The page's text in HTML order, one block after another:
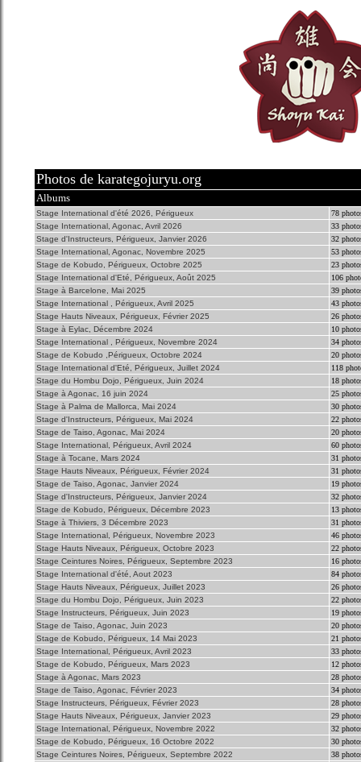
Photos de karategojuryu.org
Albums
Stage International d'été 2026, Périgueux
78
Stage International, Agonac, Avril 2026
33
Stage d'Instructeurs, Périgueux, Janvier 2026
32
Stage International, Agonac, Novembre 2025
53
Stage de Kobudo, Périgueux, Octobre 2025
23
Stage International d'Eté, Périgueux, Août 2025
106
Stage à Barcelone, Mai 2025
39
Stage International , Périgueux, Avril 2025
43
Stage Hauts Niveaux, Périgueux, Février 2025
26
Stage à Eylac, Décembre 2024
10
Stage International , Périgueux, Novembre 2024
34
Stage de Kobudo ,Périgueux, Octobre 2024
20
Stage International d'Eté, Périgueux, Juillet 2024
118
Stage du Hombu Dojo, Périgueux, Juin 2024
18
Stage à Agonac, 16 juin 2024
25
Stage à Palma de Mallorca, Mai 2024
30
Stage d'Instructeurs, Périgueux, Mai 2024
22
Stage de Taiso, Agonac, Mai 2024
20
Stage International, Périgueux, Avril 2024
60
Stage à Tocane, Mars 2024
31
Stage Hauts Niveaux, Périgueux, Février 2024
31
Stage de Taiso, Agonac, Janvier 2024
19
Stage d'Instructeurs, Périgueux, Janvier 2024
32
Stage de Kobudo, Périgueux, Décembre 2023
13
Stage à Thiviers, 3 Décembre 2023
31
Stage International, Périgueux, Novembre 2023
46
Stage Hauts Niveaux, Périgueux, Octobre 2023
22
Stage Ceintures Noires, Périgueux, Septembre 2023
16
Stage International d'été, Aout 2023
84
Stage Hauts Niveaux, Périgueux, Juillet 2023
26
Stage du Hombu Dojo, Périgueux, Juin 2023
22
Stage Instructeurs, Périgueux, Juin 2023
19
Stage de Taiso, Agonac, Juin 2023
20
Stage de Kobudo, Périgueux, 14 Mai 2023
21
Stage International, Périgueux, Avril 2023
33
Stage de Kobudo, Périgueux, Mars 2023
12
Stage à Agonac, Mars 2023
28
Stage de Taiso, Agonac, Février 2023
34
Stage Instructeurs, Périgueux, Février 2023
28
Stage Hauts Niveaux, Périgueux, Janvier 2023
29
Stage International, Périgueux, Novembre 2022
32
Stage de Kobudo, Périgueux, 16 Octobre 2022
30
Stage Ceintures Noires, Périgueux, Septembre 2022
38